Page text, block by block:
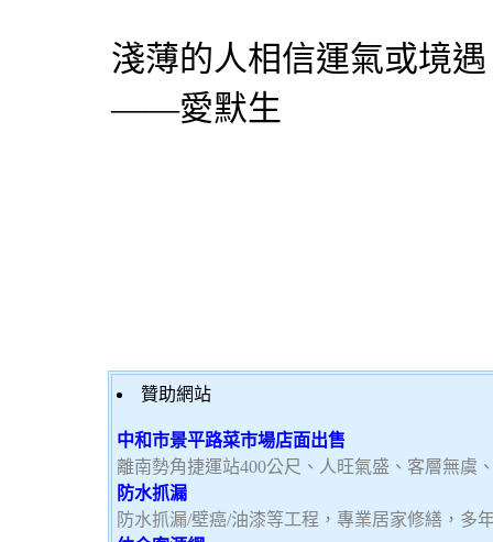
淺薄的人相信運氣或境
——愛默生
贊助網站
中和市景平路菜市場店面出售
離南勢角捷運站400公尺、人旺氣盛、客層無虞
防水抓漏
防水抓漏/壁癌/油漆等工程，專業居家修繕，多